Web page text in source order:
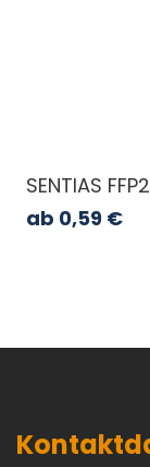
SENTIAS
ab 0,59 €